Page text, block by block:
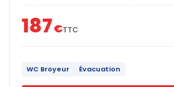
187€TTC
WC Broyeur Évacuation